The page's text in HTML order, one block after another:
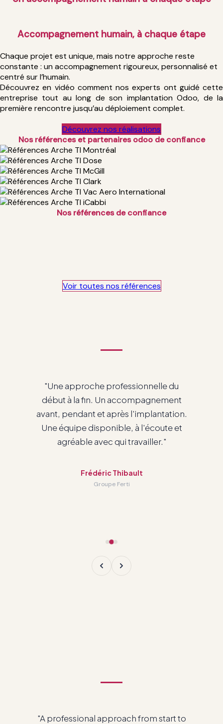
Accompagnement humain, à chaque étape
Chaque projet est unique, mais notre approche reste
constante : un accompagnement rigoureux, personnalisé et
centré sur l’humain.
Découvrez en vidéo comment nos experts ont guidé cette
entreprise tout au long de son implantation Odoo, de la
première rencontre jusqu’au déploiement complet.
Découvrez nos réalisa​​​​​​tio​​​​ns
Nos références et partenaires odoo deconfiance
Nos références deconfiance
Voir toutes nos r​​​​​​éférences​​​​
"Nous sommes très contents du
service que nous avons avec vous et
de travailler avec Odoo."
Patrick Cadieux
"We are very happy with the service we